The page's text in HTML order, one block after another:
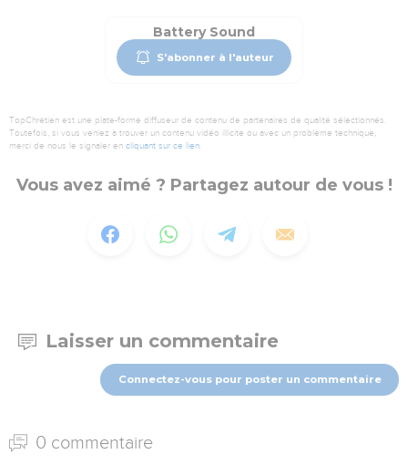
Battery Sound
S'abonner à l'auteur
TopChrétien est une plate-forme diffuseur de contenu de partenaires de qualité sélectionnés.
Toutefois, si vous veniez à trouver un contenu vidéo illicite ou avec un problème technique,
merci de nous le signaler en cliquant sur ce lien.
Vous avez aimé ? Partagez autour de vous !
Laisser un commentaire
Connectez-vous pour poster un commentaire
0 commentaire